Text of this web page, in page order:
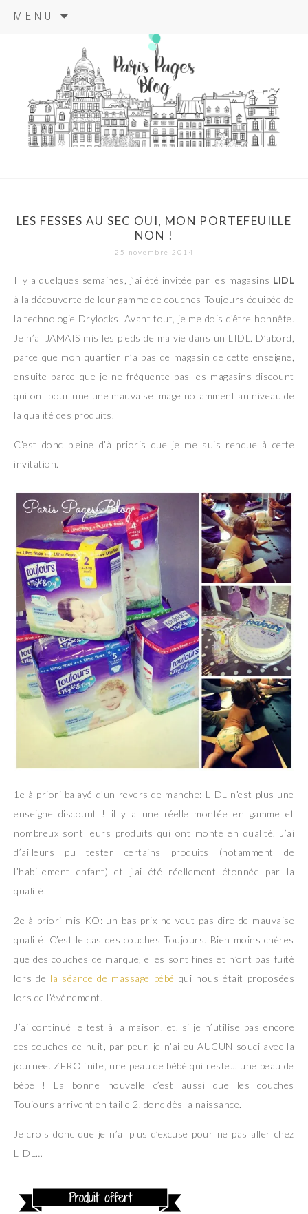
MENU
principal
paris pages
blog
LES FESSES AU SEC OUI, MON PORTEFEUILLE
NON !
25 novembre 2014
Il y a quelques semaines, j’ai été invitée par les magasins LIDL
à la découverte de leur gamme de couches Toujours équipée de
la technologie Drylocks. Avant tout, je me dois d’être honnête.
Je n’ai JAMAIS mis les pieds de ma vie dans un LIDL. D’abord,
parce que mon quartier n’a pas de magasin de cette enseigne,
ensuite parce que je ne fréquente pas les magasins discount
qui ont pour une une mauvaise image notamment au niveau de
la qualité des produits.
C’est donc pleine d’à prioris que je me suis rendue à cette
invitation.
1e à priori balayé d’un revers de manche: LIDL n’est plus une
enseigne discount ! il y a une réelle montée en gamme et
nombreux sont leurs produits qui ont monté en qualité. J’ai
d’ailleurs pu tester certains produits (notamment de
l’habillement enfant) et j’ai été réellement étonnée par la
qualité.
2e à priori mis KO: un bas prix ne veut pas dire de mauvaise
qualité. C’est le cas des couches Toujours. Bien moins chères
que des couches de marque, elles sont fines et n’ont pas fuité
lors de la séance de massage bébé qui nous était proposées
lors de l’évènement.
J’ai continué le test à la maison, et, si je n’utilise pas encore
ces couches de nuit, par peur, je n’ai eu AUCUN souci avec la
journée. ZERO fuite, une peau de bébé qui reste… une peau de
bébé ! La bonne nouvelle c’est aussi que les couches
Toujours arrivent en taille 2, donc dès la naissance.
Je crois donc que je n’ai plus d’excuse pour ne pas aller chez
LIDL…